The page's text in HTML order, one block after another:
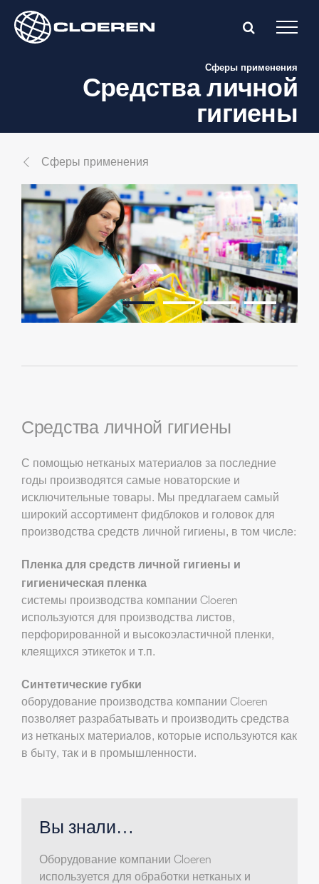
content
Средства личной
гигиены
Сферы применения
Средства личной гигиены
С помощью нетканых материалов за последние
годы производятся самые новаторские и
исключительные товары. Мы предлагаем самый
широкий ассортимент фидблоков и головок для
производства средств личной гигиены, в том числе:
Пленка для средств личной гигиены и
гигиеническая пленка
системы производства компании Cloeren
используются для производства листов,
перфорированной и высокоэластичной пленки,
клеящихся этикеток и т.п.
Синтетические губки
оборудование производства компании Cloeren
позволяет разрабатывать и производить средства
из нетканых материалов, которые используются как
в быту, так и в промышленности.
Вы знали…
Оборудование компании Cloeren
используется для обработки нетканых и
Сферы применения